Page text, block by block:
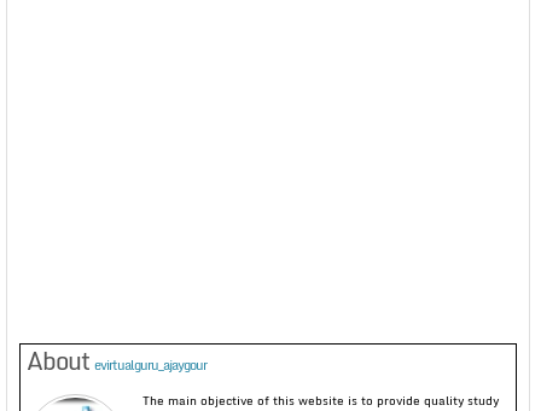
About evirtualguru_ajaygour
The main objective of this website is to provide quality study